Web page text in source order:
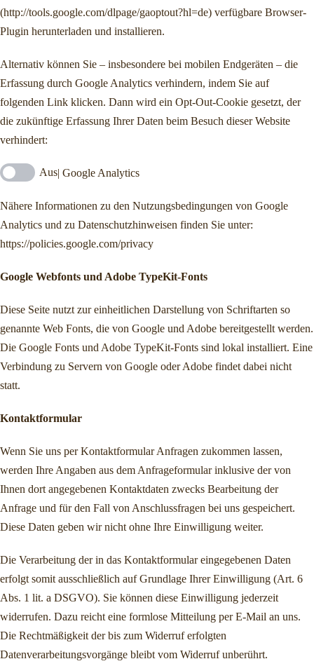
(http://tools.google.com/dlpage/gaoptout?hl=de) verfügbare Browser-
Plugin herunterladen und installieren.
Alternativ können Sie – insbesondere bei mobilen Endgeräten – die
Erfassung durch Google Analytics verhindern, indem Sie auf
folgenden Link klicken. Dann wird ein Opt-Out-Cookie gesetzt, der
die zukünftige Erfassung Ihrer Daten beim Besuch dieser Website
verhindert:
Google Analytics
Nähere Informationen zu den Nutzungsbedingungen von Google
Analytics und zu Datenschutzhinweisen finden Sie unter:
https://policies.google.com/privacy
Google Webfonts und Adobe TypeKit-Fonts
Diese Seite nutzt zur einheitlichen Darstellung von Schriftarten so
genannte Web Fonts, die von Google und Adobe bereitgestellt werden.
Die Google Fonts und Adobe TypeKit-Fonts sind lokal installiert. Eine
Verbindung zu Servern von Google oder Adobe findet dabei nicht
statt.
Kontaktformular
Wenn Sie uns per Kontaktformular Anfragen zukommen lassen,
werden Ihre Angaben aus dem Anfrageformular inklusive der von
Ihnen dort angegebenen Kontaktdaten zwecks Bearbeitung der
Anfrage und für den Fall von Anschlussfragen bei uns gespeichert.
Diese Daten geben wir nicht ohne Ihre Einwilligung weiter.
Die Verarbeitung der in das Kontaktformular eingegebenen Daten
erfolgt somit ausschließlich auf Grundlage Ihrer Einwilligung (Art. 6
Abs. 1 lit. a DSGVO). Sie können diese Einwilligung jederzeit
widerrufen. Dazu reicht eine formlose Mitteilung per E-Mail an uns.
Die Rechtmäßigkeit der bis zum Widerruf erfolgten
Datenverarbeitungsvorgänge bleibt vom Widerruf unberührt.